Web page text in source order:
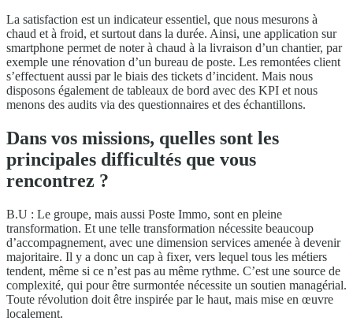
La satisfaction est un indicateur essentiel, que nous mesurons à
chaud et à froid, et surtout dans la durée. Ainsi, une application sur
smartphone permet de noter à chaud à la livraison d’un chantier, par
exemple une rénovation d’un bureau de poste. Les remontées client
s’effectuent aussi par le biais des tickets d’incident. Mais nous
disposons également de tableaux de bord avec des KPI et nous
menons des audits via des questionnaires et des échantillons.
Dans vos missions, quelles sont les
principales difficultés que vous
rencontrez ?
B.U : Le groupe, mais aussi Poste Immo, sont en pleine
transformation. Et une telle transformation nécessite beaucoup
d’accompagnement, avec une dimension services amenée à devenir
majoritaire. Il y a donc un cap à fixer, vers lequel tous les métiers
tendent, même si ce n’est pas au même rythme. C’est une source de
complexité, qui pour être surmontée nécessite un soutien managérial.
Toute révolution doit être inspirée par le haut, mais mise en œuvre
localement.